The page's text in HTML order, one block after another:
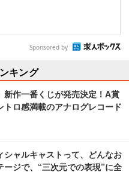
Sponsored by
キング
新作一番くじが発売決定！A賞
トロ感満載のアナログレコード
シャルキャストって、どんなお
ージで、“三次元での表現”に全